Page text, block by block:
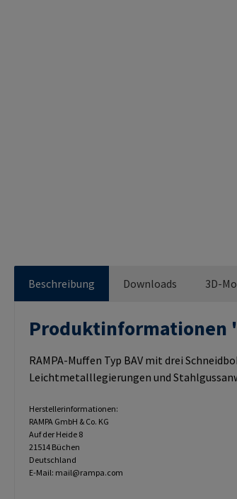
Beschreibung Downloads 3D-
Produktinformationen
RAMPA-Muffen Typ BAV mit drei
Leichtmetalllegierungen und
Herstellerinformationen:
RAMPA GmbH & Co. KG
Auf der Heide 8
21514 Büchen
Deutschland
E-Mail: mail@rampa.com